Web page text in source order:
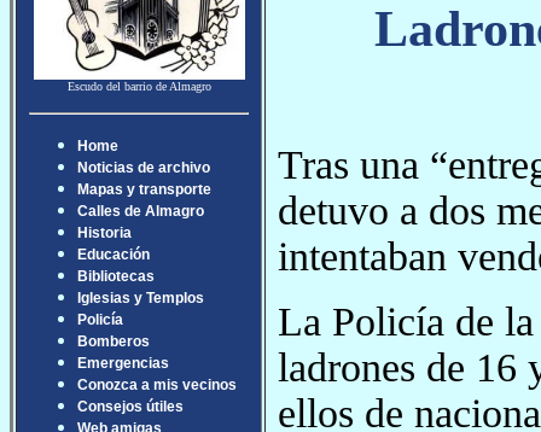
Escudo del barrio de Almagro
Home
Noticias de archivo
Mapas y transporte
Calles de Almagro
Historia
Educación
Bibliotecas
Iglesias y Templos
Policía
Bomberos
Emergencias
Conozca a mis vecinos
Consejos útiles
Web amigas
Tras una
detuvo a dos
intentaban
La Policía de
ladrones de 16
ellos de